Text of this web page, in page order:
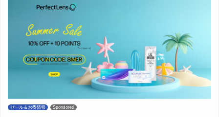
セール＆お得情報 Sponsored